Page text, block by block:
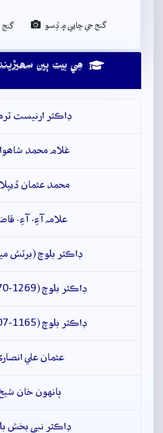
گنج جي ڇاپي ۾ ڏِسو
ھِي بيت ٻين
ڊاڪٽر ارنيسٽ
غلام محمد
محمد عثمان
علامہ آءِ. آءِ.
ڊاڪٽر بلوچ (برٽش
ڊاڪٽر بلوچ (1269-1270 ھ)
ڊاڪٽر بلوچ (1165-1207 ھ)
عثمان علي
ٻانهون خان
ڊاڪٽر نبي بخش